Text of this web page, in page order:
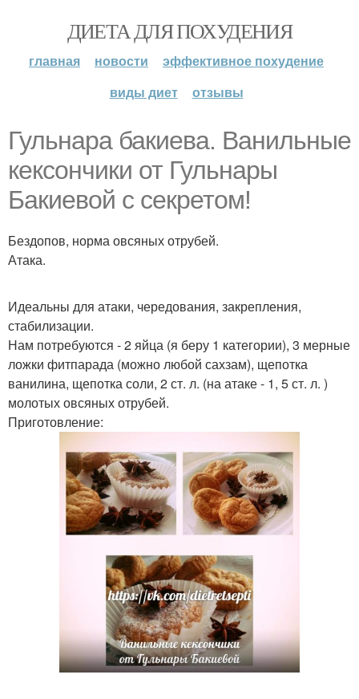
ДИЕТА ДЛЯ ПОХУДЕНИЯ
главная новости
эффективное похудение
виды диет
отзывы
Гульнара бакиева. Ванильные
кексончики от Гульнары
Бакиевой с секретом!
Бездопов, норма овсяных отрубей.
Атака.
Идеальны для атаки, чередования, закрепления,
стабилизации.
Нам потребуются - 2 яйца (я беру 1 категории), 3 мерные
ложки фитпарада (можно любой сахзам), щепотка
ванилина, щепотка соли, 2 ст. л. (на атаке - 1, 5 ст. л. )
молотых овсяных отрубей.
Приготовление: